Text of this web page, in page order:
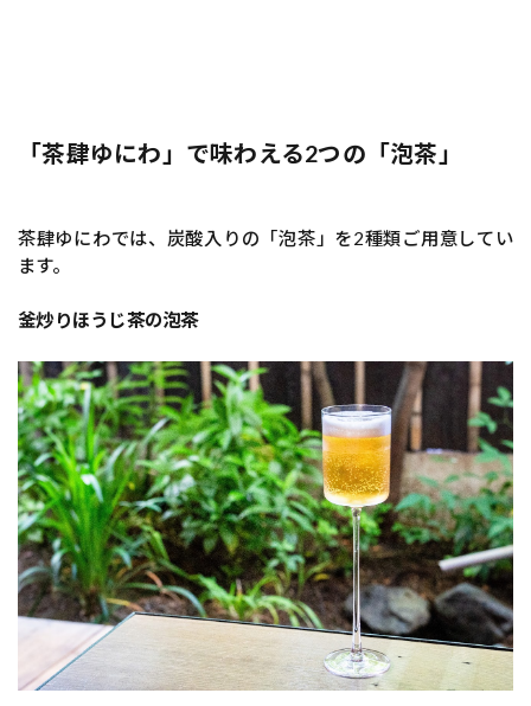
「茶肆ゆにわ」で味わえる2つの「泡茶」
茶肆ゆにわでは、炭酸入りの「泡茶」を2種類ご用意してい
ます。
釜炒りほうじ茶の泡茶